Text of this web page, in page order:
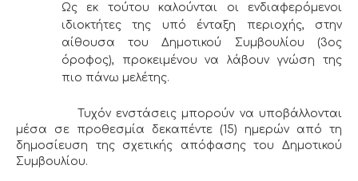
Ως εκ τούτου καλούνται οι ενδιαφερόμενοι
ιδιοκτήτες της υπό ένταξη περιοχής, στην
αίθουσα του Δημοτικού Συμβουλίου (3ος
όροφος), προκειμένου να λάβουν γνώση της
πιο πάνω μελέτης.
Τυχόν ενστάσεις μπορούν να υποβάλλονται
μέσα σε προθεσμία δεκαπέντε (15) ημερών από τη
δημοσίευση της σχετικής απόφασης του Δημοτικού
Συμβουλίου.